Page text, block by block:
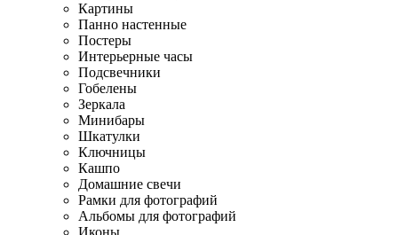
Картины
Панно настенные
Постеры
Интерьерные часы
Подсвечники
Гобелены
Зеркала
Минибары
Шкатулки
Ключницы
Кашпо
Домашние свечи
Рамки для фотографий
Альбомы для фотографий
Иконы